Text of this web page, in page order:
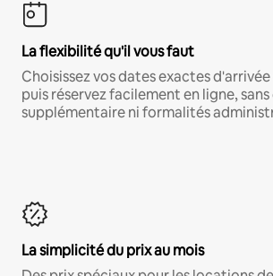
La flexibilité qu'il vous faut
Choisissez vos dates exactes
puis réservez facilement en ligne,
supplémentaire ni formalités
La simplicité du prix au mois